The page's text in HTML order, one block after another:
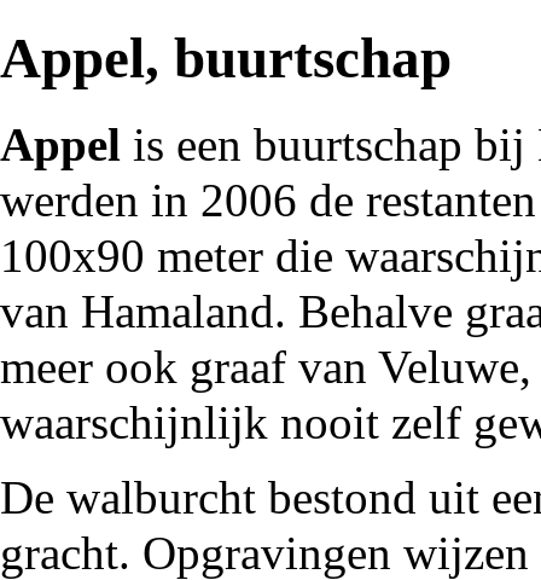
Appel, buurtschap
Appel is een buurtschap
werden in 2006 de
100x90 meter die
van Hamaland. Behalve
meer ook graaf van
waarschijnlijk nooit zelf
De walburcht bestond uit
gracht. Opgravingen